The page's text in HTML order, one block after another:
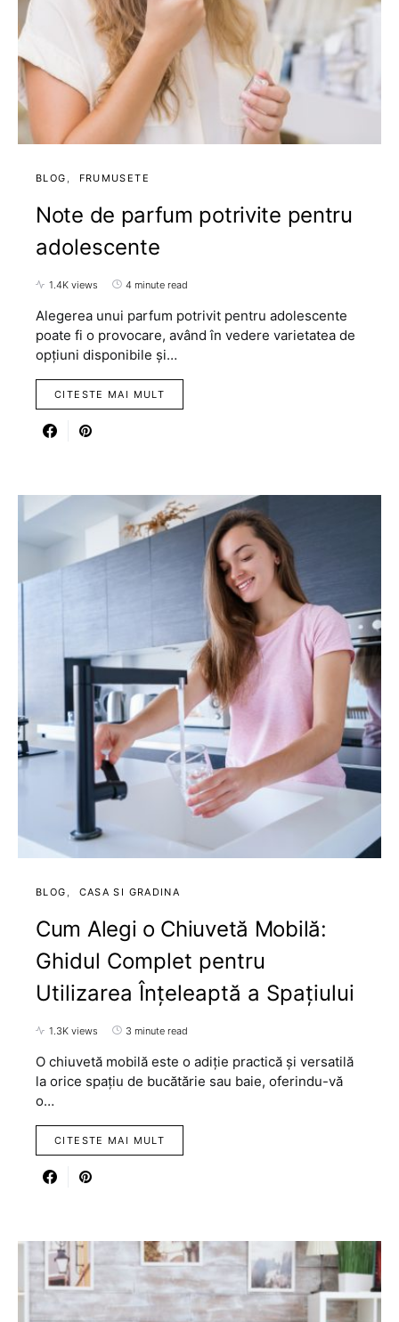
BLOG FRUMUSETE
Note de parfum potrivite pentru
adolescente
1.4K views 4 minute read
Alegerea unui parfum potrivit pentru adolescente
poate fi o provocare, având în vedere varietatea de
opțiuni disponibile și…
CITESTE MAI MULT
BLOG CASA SI GRADINA
Cum Alegi o Chiuvetă Mobilă:
Ghidul Complet pentru
Utilizarea Înțeleaptă a Spațiului
1.3K views 3 minute read
O chiuvetă mobilă este o adiție practică și versatilă
la orice spațiu de bucătărie sau baie, oferindu-vă
o…
CITESTE MAI MULT